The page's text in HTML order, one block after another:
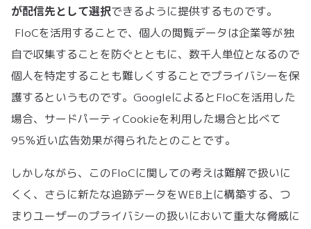
が配信先として選択できるように提供するものです。
FloCを活用することで、個人の閲覧データは企業等が独
自で収集することを防ぐとともに、数千人単位となるので
個人を特定することも難しくすることでプライバシーを保
護するというものです。GoogleによるとFloCを活用した
場合、サードパーティCookieを利用した場合と比べて
95％近い広告効果が得られたとのことです。
しかしながら、このFloCに関しての考えは難解で扱いに
くく、さらに新たな追跡データをWEB上に構築する、つ
まりユーザーのプライバシーの扱いにおいて重大な脅威に